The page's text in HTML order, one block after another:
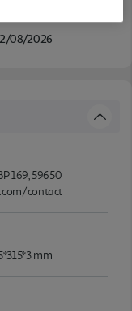
08/2026
169, 59650
contact
mm